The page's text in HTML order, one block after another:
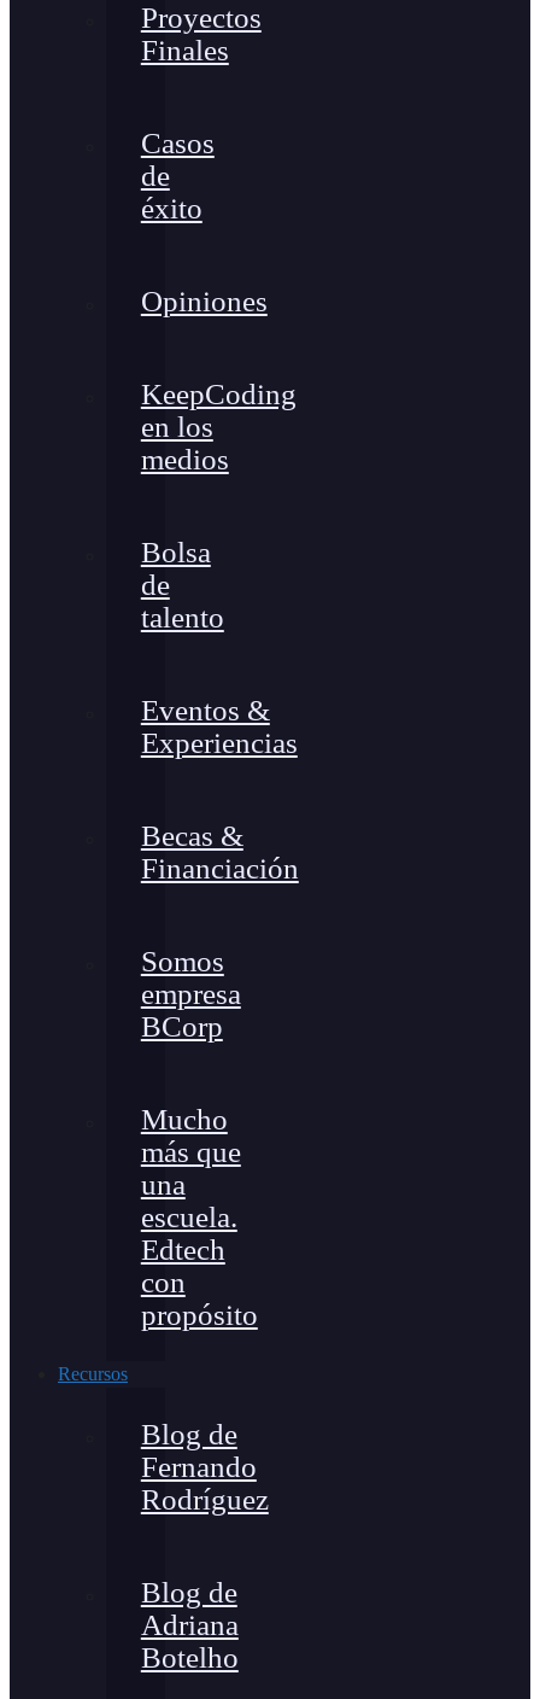
Proyectos
Finales
Casos
de
éxito
Opiniones
KeepCoding
en los
medios
Bolsa
de
talento
Eventos &
Experiencias
Becas &
Financiación
Somos
empresa
BCorp
Mucho
más que
una
escuela.
Edtech
con
propósito
Recursos
Blog de
Fernando
Rodríguez
Blog de
Adriana
Botelho